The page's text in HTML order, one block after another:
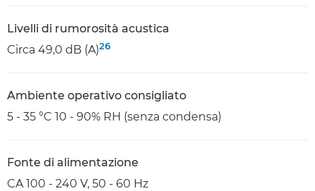
Livelli di rumorosità acustica
Circa 49,0 dB (A)26
Ambiente operativo consigliato
5 - 35 °C 10 - 90% RH (senza condensa)
Fonte di alimentazione
CA 100 - 240 V, 50 - 60 Hz